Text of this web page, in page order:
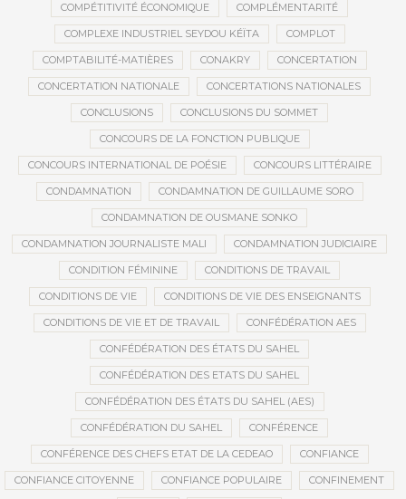
COMPÉTITIVITÉ ÉCONOMIQUE COMPLÉMENTARITÉ
COMPLEXE INDUSTRIEL SEYDOU KÉÏTA COMPLOT
COMPTABILITÉ-MATIÈRES CONAKRY CONCERTATION
CONCERTATION NATIONALE CONCERTATIONS NATIONALES
CONCLUSIONS CONCLUSIONS DU SOMMET
CONCOURS DE LA FONCTION PUBLIQUE
CONCOURS INTERNATIONAL DE POÉSIE CONCOURS LITTÉRAIRE
CONDAMNATION CONDAMNATION DE GUILLAUME SORO
CONDAMNATION DE OUSMANE SONKO
CONDAMNATION JOURNALISTE MALI CONDAMNATION JUDICIAIRE
CONDITION FÉMININE CONDITIONS DE TRAVAIL
CONDITIONS DE VIE CONDITIONS DE VIE DES ENSEIGNANTS
CONDITIONS DE VIE ET DE TRAVAIL CONFÉDÉRATION AES
CONFÉDÉRATION DES ÉTATS DU SAHEL
CONFÉDÉRATION DES ETATS DU SAHEL
CONFÉDÉRATION DES ÉTATS DU SAHEL (AES)
CONFÉDÉRATION DU SAHEL CONFÉRENCE
CONFÉRENCE DES CHEFS ETAT DE LA CEDEAO CONFIANCE
CONFIANCE CITOYENNE CONFIANCE POPULAIRE CONFINEMENT